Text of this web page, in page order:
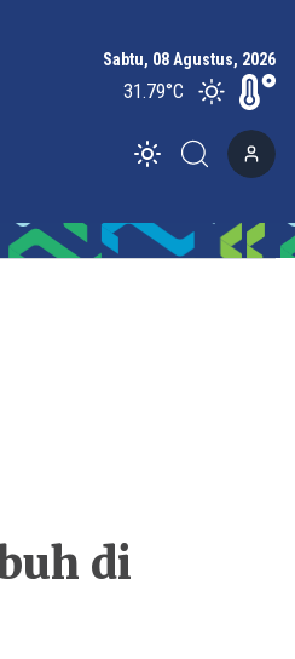
Sabtu, 08 Agustus, 2026
31.79°C
Toggle theme
di